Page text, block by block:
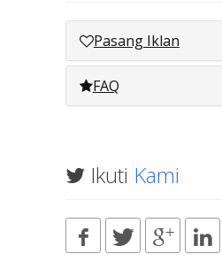
Pasang Iklan
FAQ
Ikuti Kami